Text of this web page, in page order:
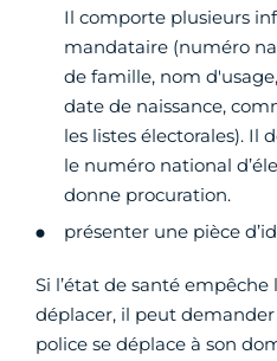
Il comporte plusieurs
mandataire (numéro
de famille, nom
date de naissance,
les listes électorales). Il
le numéro national
donne procuration.
présenter une pièce
Si l’état de santé
déplacer, il peut
police se déplace à son